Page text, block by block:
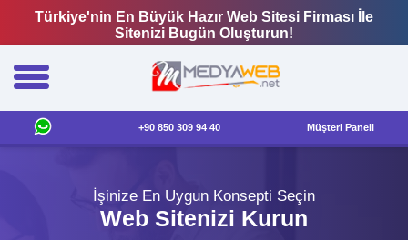
Türkiye'nin En Büyük Hazır Web Sitesi Firması İle
Sitenizi Bugün Oluşturun!
+90 850 309 94 40 Müşteri Paneli
İşinize En Uygun Konsepti Seçin
Web Sitenizi Kurun